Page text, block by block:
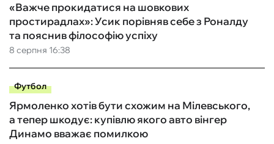
8 серпня 16:38
«Важче прокидатися на шовкових
простирадлах»: Усик порівняв себе з Роналду
та пояснив філософію успіху
Футбол
Ярмоленко хотів бути схожим на Мілевського,
а тепер шкодує: купівлю якого авто вінгер
Динамо вважає помилкою